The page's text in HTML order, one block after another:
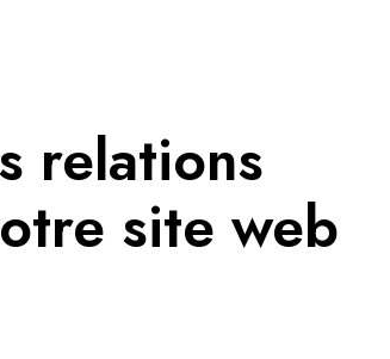
relations
site web